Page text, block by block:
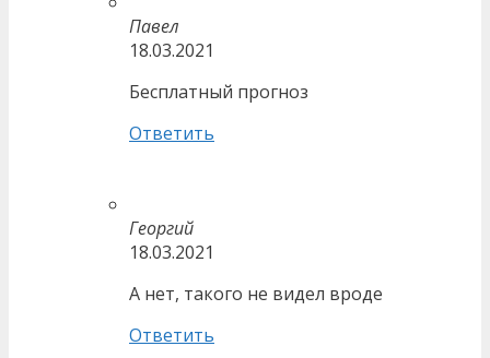
Павел
18.03.2021
Бесплатный прогноз
Ответить
Георгий
18.03.2021
А нет, такого не видел вроде
Ответить